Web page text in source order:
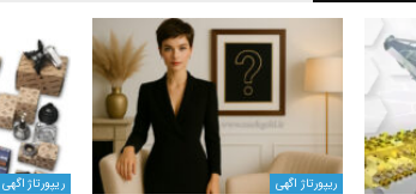
ریپورتاژ اگهی ریپورتاژ اگهی